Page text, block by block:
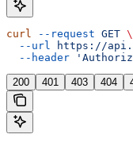
curl --request GET \
  --url
https://
  --header
200 401 403 404